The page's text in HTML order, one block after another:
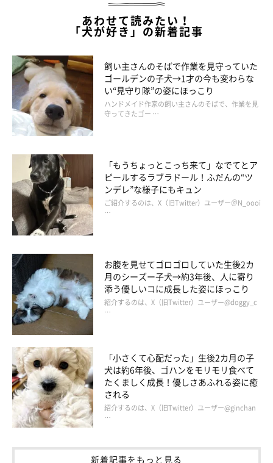
あわせて読みたい！
「犬が好き」の新着記事
飼い主さんのそばで作業を見守っていた
ゴールデンの子犬→1才の今も変わらな
い“見守り隊”の姿にほっこり
ハンドメイド作家の飼い主さんのそばで、作業を見
守ってきたゴー …
「もうちょっとこっち来て」なでてとア
ピールするラブラドール！ふだんの“ツ
ンデレ”な様子にもキュン
ご紹介するのは、X（旧Twitter）ユーザー＠N_oooi
…
お腹を見せてゴロゴロしていた生後2カ
月のシーズー子犬→約3年後、人に寄り
添う優しいコに成長した姿にほっこり
紹介するのは、X（旧Twitter）ユーザー@doggy_c
…
「小さくて心配だった」生後2カ月の子
犬は約6年後、ゴハンをモリモリ食べて
たくましく成長！優しさあふれる姿に癒
される
紹介するのは、X（旧Twitter）ユーザー@ginchan
…
新着記事をもっと見る